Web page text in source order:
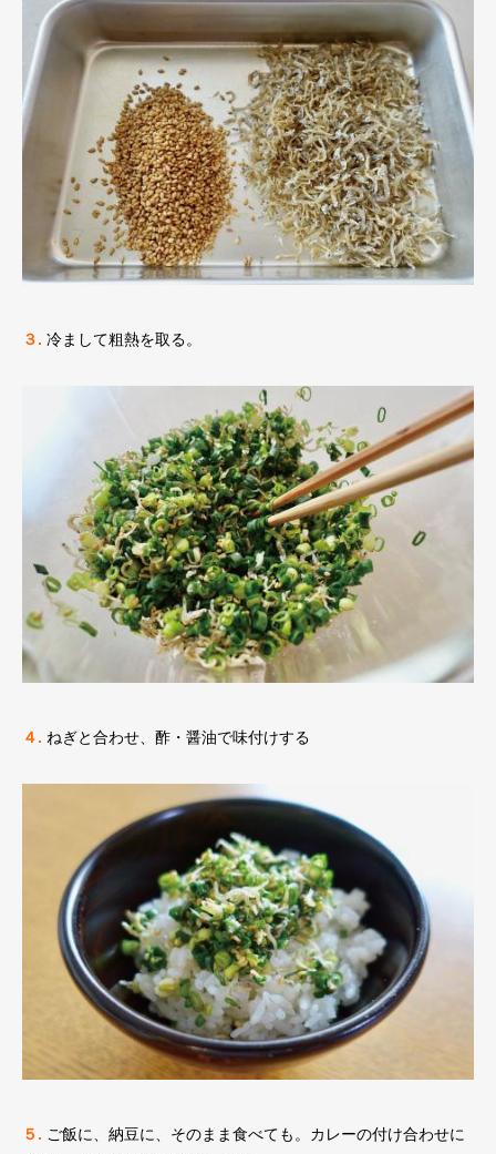
３. 冷まして粗熱を取る。
４. ねぎと合わせ、酢・醤油で味付けする
５. ご飯に、納豆に、そのまま食べても。カレーの付け合わせに